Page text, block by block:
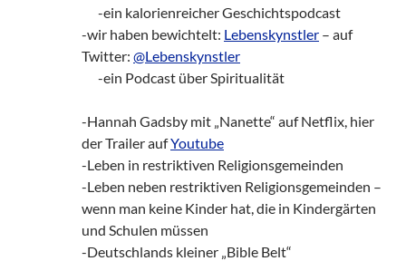
-ein kalorienreicher Geschichtspodcast
-wir haben bewichtelt: Lebenskynstler – auf
Twitter: @Lebenskynstler
-ein Podcast über Spiritualität
-Hannah Gadsby mit „Nanette“ auf Netflix, hier
der Trailer aufYoutube
-Leben in restriktiven Religionsgemeinden
-Leben neben restriktiven Religionsgemeinden –
wenn man keine Kinder hat, die in Kindergärten
und Schulen müssen
-Deutschlands kleiner „Bible Belt“